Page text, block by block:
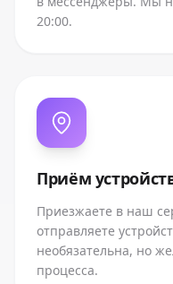
20:00.
Приём
Приезжаете в наш
отправляете
необязательна, но
процесса.